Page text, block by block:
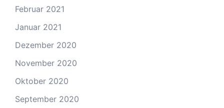
Februar 2021
Januar 2021
Dezember 2020
November 2020
Oktober 2020
September 2020